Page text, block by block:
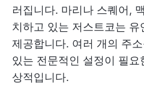
러집니다. 마리나 스퀘어,
치하고 있는 저스트코는
제공합니다. 여러 개의 주
있는 전문적인 설정이 필요
상적입니다.